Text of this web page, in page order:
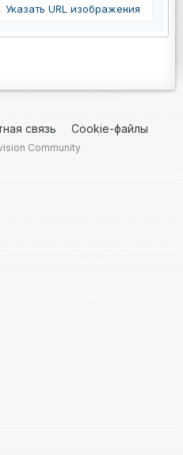
Указать URL изображения
связь Cookie-файлы
Community